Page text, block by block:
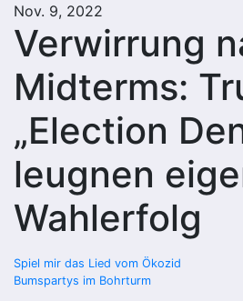
Nov. 9, 2022
Verwirrung
Midterms:
„Election
leugnen
Wahlerfolg
Spiel mir das Lied vom Öko­zid
Bumspartys im Bohrturm